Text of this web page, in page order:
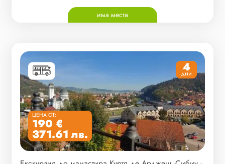
има места
4
дни
ЦЕНА ОТ:
190 €
371.61 лв.